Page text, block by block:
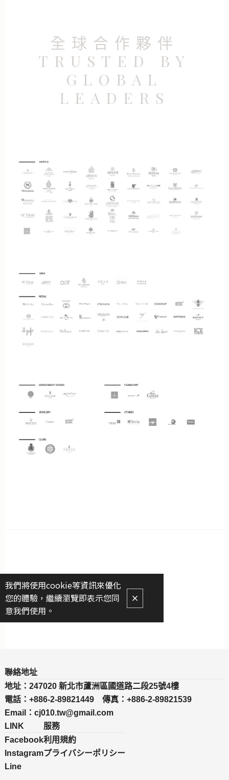
全球合作夥伴
TRUSTED BY
GLOBAL
LEADERS
聯絡地址
地址：247020 新北市蘆洲區國道路二段25號4樓
電話：+886-2-89821449 傳真：+886-2-89821539
Email：cj010.tw@gmail.com
LINK
Facebook
Instagram
Line
服務
利用規約
プライバシーポリシー
我們將使用cookie等資訊來優化
您的體驗，繼續瀏覽即表示您同
意我們使用。